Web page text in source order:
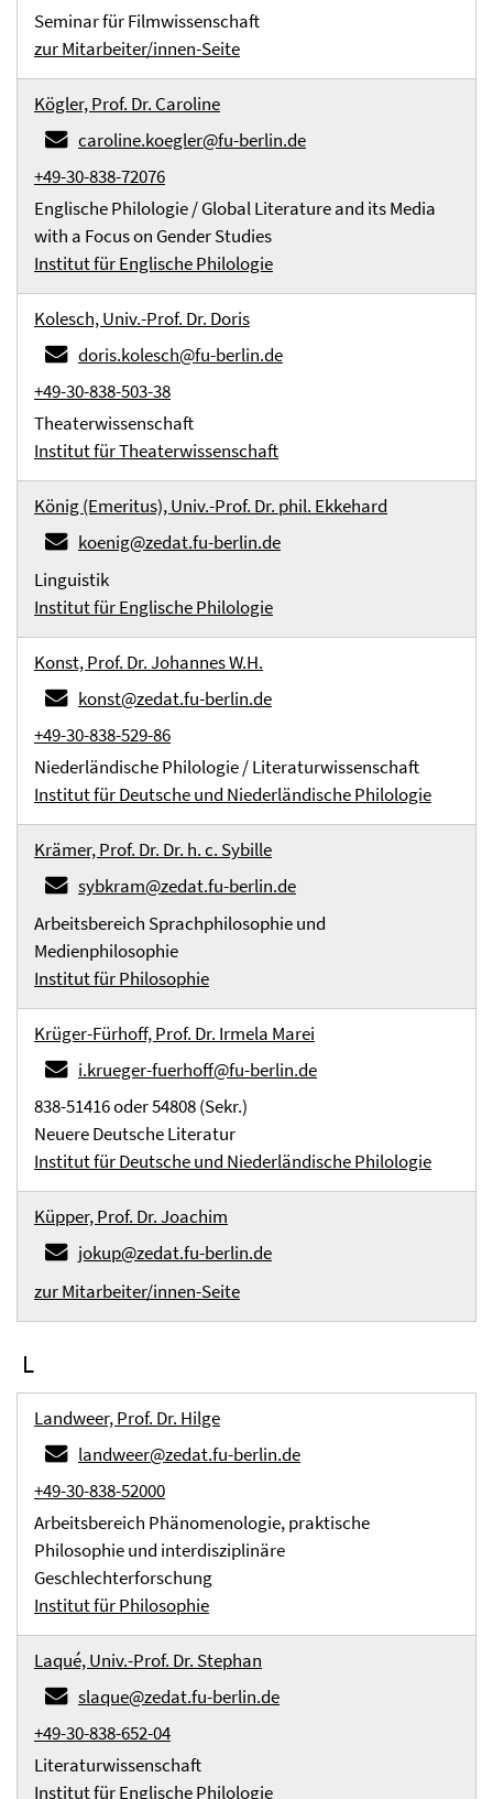
Seminar für Filmwissenschaft
zur Mitarbeiter/innen-Seite
Kögler, Prof. Dr. Caroline
caroline.koegler@fu-berlin.de
+49-30-838-72076
Englische Philologie / Global Literature and its Media
with a Focus on Gender Studies
Institut für Englische Philologie
Kolesch, Univ.-Prof. Dr. Doris
doris.kolesch@fu-berlin.de
+49-30-838-503-38
Theaterwissenschaft
Institut für Theaterwissenschaft
König (Emeritus), Univ.-Prof. Dr. phil. Ekkehard
koenig@zedat.fu-berlin.de
Linguistik
Institut für Englische Philologie
Konst, Prof. Dr. Johannes W.H.
konst@zedat.fu-berlin.de
+49-30-838-529-86
Niederländische Philologie / Literaturwissenschaft
Institut für Deutsche und Niederländische Philologie
Krämer, Prof. Dr. Dr. h. c. Sybille
sybkram@zedat.fu-berlin.de
Arbeitsbereich Sprachphilosophie und
Medienphilosophie
Institut für Philosophie
Krüger-Fürhoff, Prof. Dr. Irmela Marei
i.krueger-fuerhoff@fu-berlin.de
838-51416 oder 54808 (Sekr.)
Neuere Deutsche Literatur
Institut für Deutsche und Niederländische Philologie
Küpper, Prof. Dr. Joachim
jokup@zedat.fu-berlin.de
zur Mitarbeiter/innen-Seite
L
Landweer, Prof. Dr. Hilge
landweer@zedat.fu-berlin.de
+49-30-838-52000
Arbeitsbereich Phänomenologie, praktische
Philosophie und interdisziplinäre
Geschlechterforschung
Institut für Philosophie
Laqué, Univ.-Prof. Dr. Stephan
slaque@zedat.fu-berlin.de
+49-30-838-652-04
Literaturwissenschaft
Institut für Englische Philologie